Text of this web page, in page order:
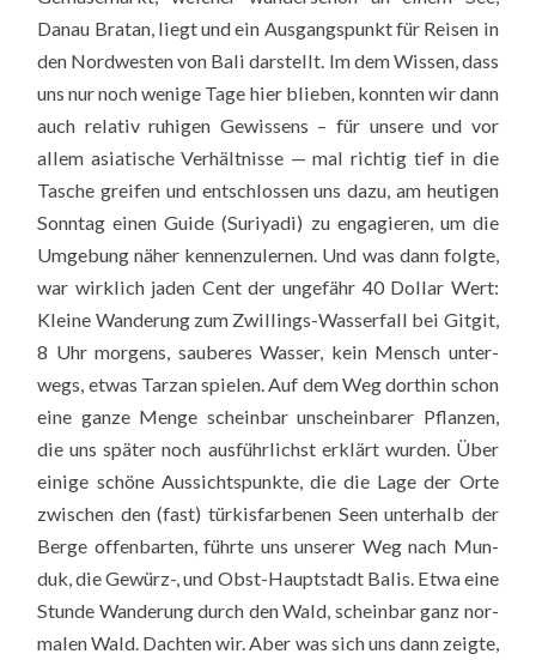
Danau Brat­an, liegt und ein Aus­gangs­punkt für Rei­sen in
den Nord­wes­ten von Bali dar­stellt. Im dem Wis­sen, dass
uns nur noch weni­ge Tage hier blie­ben, konn­ten wir dann
auch rela­tiv ruhi­gen Gewis­sens – für unse­re und vor
allem asia­ti­sche Ver­hält­nis­se — mal rich­tig tief in die
Tasche grei­fen und ent­schlos­sen uns dazu, am heu­ti­gen
Sonn­tag einen Gui­de (Suriya­di) zu enga­gie­ren, um die
Umge­bung näher ken­nen­zu­ler­nen. Und was dann folg­te,
war wirk­lich jaden Cent der unge­fähr 40 Dol­lar Wert:
Klei­ne Wan­de­rung zum Zwil­lings-Was­ser­fall bei Git­git,
8 Uhr mor­gens, sau­be­res Was­ser, kein Mensch unter­
wegs, etwas Tar­zan spie­len. Auf dem Weg dort­hin schon
eine gan­ze Men­ge schein­bar unschein­ba­rer Pflan­zen,
die uns spä­ter noch aus­führ­lichst erklärt wur­den. Über
eini­ge schö­ne Aus­sichts­punk­te, die die Lage der Orte
zwi­schen den (fast) tür­kis­far­be­nen Seen unter­halb der
Ber­ge offen­bar­ten, führ­te uns unse­rer Weg nach Mun­
duk, die Gewürz-, und Obst-Haupt­stadt Balis. Etwa eine
Stun­de Wan­de­rung durch den Wald, schein­bar ganz nor­
ma­len Wald. Dach­ten wir. Aber was sich uns dann zeig­te,